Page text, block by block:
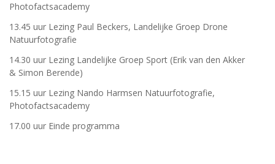
Photofactsacademy
13.45 uur Lezing Paul Beckers, Landelijke Groep Drone
Natuurfotografie
14.30 uur Lezing Landelijke Groep Sport (Erik van den Akker
& Simon Berende)
15.15 uur Lezing Nando Harmsen Natuurfotografie,
Photofactsacademy
17.00 uur Einde programma